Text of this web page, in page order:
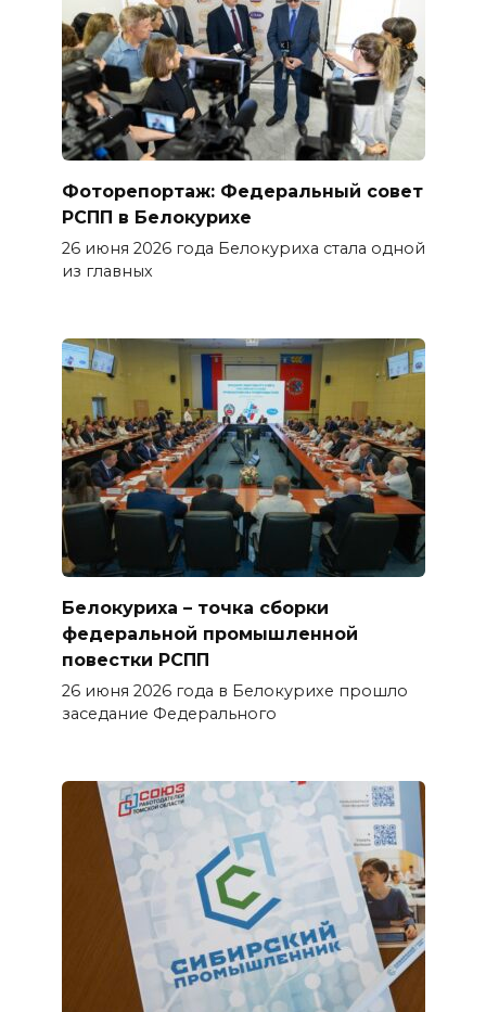
Фоторепортаж: Федеральный совет
РСПП в Белокурихе
26 июня 2026 года Белокуриха стала одной
из главных
Белокуриха – точка сборки
федеральной промышленной
повестки РСПП
26 июня 2026 года в Белокурихе прошло
заседание Федерального